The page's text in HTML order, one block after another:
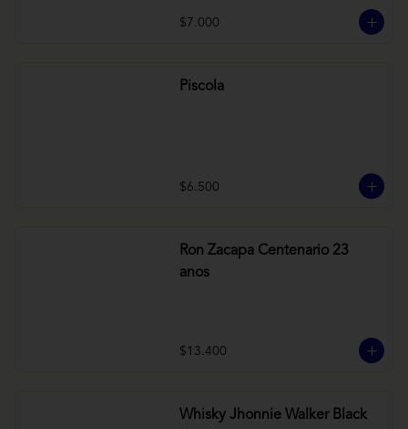
$7.000
Piscola
$6.500
Ron Zacapa Centenario 23
anos
$13.400
Whisky Jhonnie Walker Black